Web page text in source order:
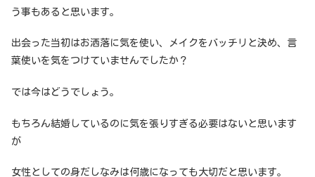
う事もあると思います。
出会った当初はお洒落に気を使い、メイクをバッチリと決め、言
葉使いを気をつけていませんでしたか？
では今はどうでしょう。
もちろん結婚しているのに気を張りすぎる必要はないと思います
が
女性としての身だしなみは何歳になっても大切だと思います。